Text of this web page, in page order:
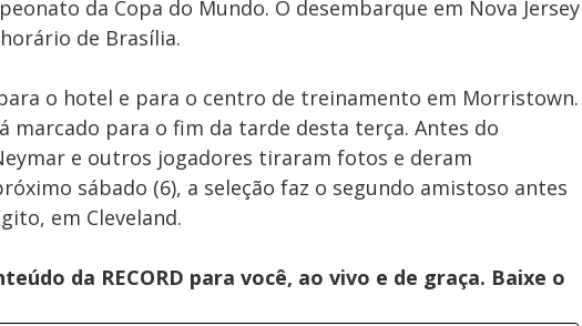
da Copa do Mundo. O desembarque em Nova Jersey
de Brasília.
o hotel e para o centro de treinamento em Morristown.
marcado para o fim da tarde desta terça. Antes do
e outros jogadores tiraram fotos e deram
sábado (6), a seleção faz o segundo amistoso antes
em Cleveland.
da RECORD para você, ao vivo e de graça. Baixe o